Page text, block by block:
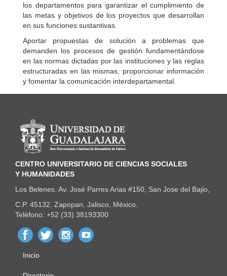
los departamentos para garantizar el cumplimiento de
las metas y objetivos de los proyectos que desarrollan
en sus funciones sustantivas.
Aportar propuestas de solución a problemas que
demanden los procesos de gestión fundamentándose
en las normas dictadas por las instituciones y las reglas
estructuradas en las mismas, proporcionar información
y fomentar la comunicación interdepartamental.
Información del portal
CENTRO UNIVERSITARIO DE CIENCIAS SOCIALES
Y HUMANIDADES
Los Belenes. Av. José Parres Arias #150, San Jose del Bajio,
C.P. 45132. Zapopan, Jalisco, México.
Teléfono: +52 (33) 38193300
Menú
Inicio